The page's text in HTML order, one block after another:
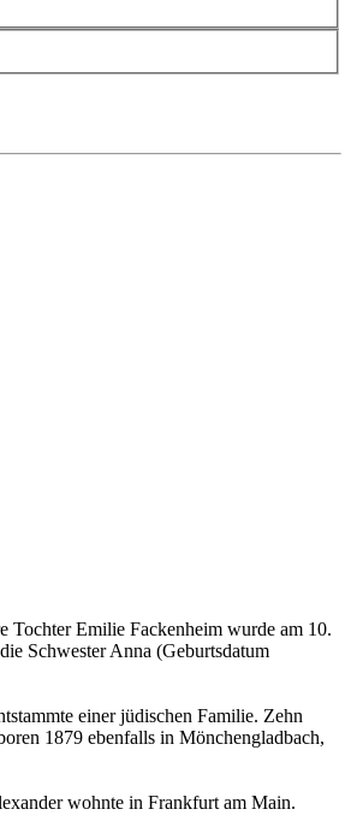
Tochter Emilie Fackenheim wurde am 10.
Schwester Anna (Geburtsdatum
einer jüdischen Familie. Zehn
1879 ebenfalls in Mönchengladbach,
wohnte in Frankfurt am Main.